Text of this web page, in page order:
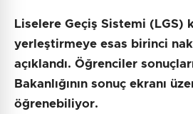
Liselere Geçiş Sistemi (LGS)
yerleştirmeye esas birinci
açıklandı. Öğrenciler
Bakanlığının sonuç ekranı
öğrenebiliyor.